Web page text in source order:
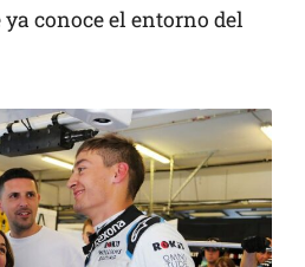
conoce el entorno del